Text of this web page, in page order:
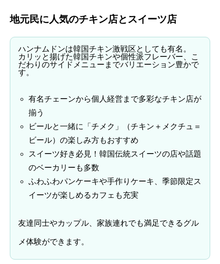
地元民に人気のチキン店とスイーツ店
ハンナムドンは韓国チキン激戦区としても有名。
カリッと揚げた韓国チキンや個性派フレーバー、こ
だわりのサイドメニューまでバリエーション豊かで
す。
有名チェーンから個人経営まで多彩なチキン店が
揃う
ビールと一緒に「チメク」（チキン＋メクチュ＝
ビール）の楽しみ方もおすすめ
スイーツ好き必見！韓国伝統スイーツの店や話題
のベーカリーも多数
ふわふわパンケーキや手作りケーキ、季節限定ス
イーツが楽しめるカフェも充実
友達同士やカップル、家族連れでも満足できるグル
メ体験ができます。